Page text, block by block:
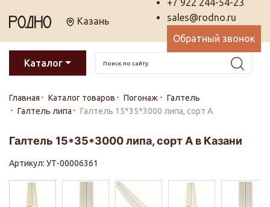
Казань
+7 922 244-54-23
sales@rodno.ru
Обратный звонок
Каталог
Главная Каталог товаров Погонаж
Галтель
Галтель липа
Галтель 15*35*3000 липа, сорт А
Галтель 15*35*3000 липа, сорт А в Казани
Артикул: УТ-00006361